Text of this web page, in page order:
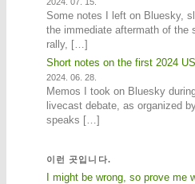
Some notes I left on Bluesky,
the immediate aftermath of the
rally, […]
Short notes on the first 2024
2024. 06. 28.
Memos I took on Bluesky
livecast debate, as organized
speaks […]
이런 곳입니다.
I might be wrong, so prove me